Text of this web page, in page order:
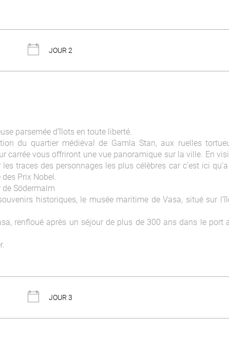
JOUR 2
parsemée d’îlots en toute liberté.
du quartier médiéval de Gamla Stan, aux ruelles
carrée vous offriront une vue panoramique sur la ville. En
traces des personnages les plus célèbres car c’est ici
Prix Nobel.
Södermalm
historiques, le musée maritime de Vasa, situé sur
renfloué après un séjour de plus de 300 ans dans le port
JOUR 3